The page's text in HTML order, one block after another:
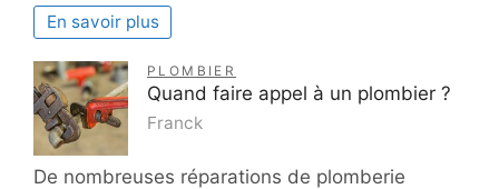
En savoir plus
PLOMBIER
Quand faire appel à un plombier ?
Franck
De nombreuses réparations de plomberie